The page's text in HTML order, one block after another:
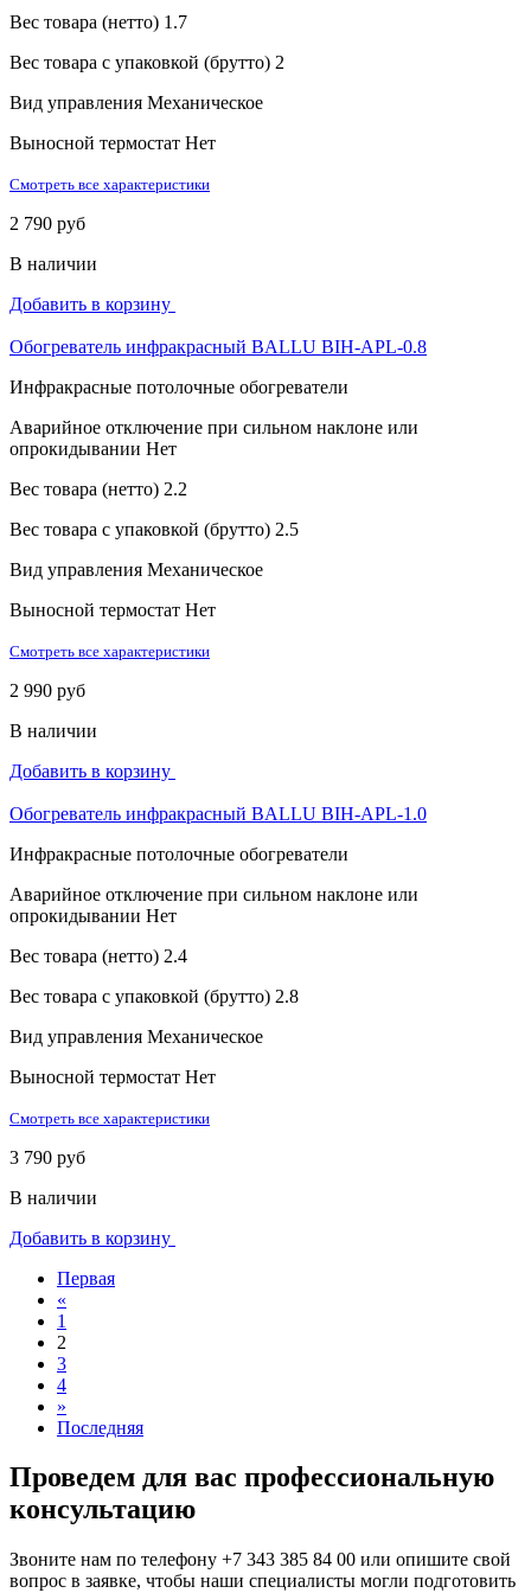
Вес товара (нетто) 1.7
Вес товара с упаковкой (брутто) 2
Вид управления Механическое
Выносной термостат Нет
Смотреть все характеристики
2 790 руб
В наличии
Добавить в корзину
Обогреватель инфракрасный BALLU BIH-APL-0.8
Инфракрасные потолочные обогреватели
Аварийное отключение при сильном наклоне или
опрокидывании Нет
Вес товара (нетто) 2.2
Вес товара с упаковкой (брутто) 2.5
Вид управления Механическое
Выносной термостат Нет
Смотреть все характеристики
2 990 руб
В наличии
Добавить в корзину
Обогреватель инфракрасный BALLU BIH-APL-1.0
Инфракрасные потолочные обогреватели
Аварийное отключение при сильном наклоне или
опрокидывании Нет
Вес товара (нетто) 2.4
Вес товара с упаковкой (брутто) 2.8
Вид управления Механическое
Выносной термостат Нет
Смотреть все характеристики
3 790 руб
В наличии
Добавить в корзину
Первая
«
1
2
3
4
»
Последняя
Проведем для вас профессиональную
консультацию
Звоните нам по телефону +7 343 385 84 00 или опишите свой
вопрос в заявке, чтобы наши специалисты могли подготовить